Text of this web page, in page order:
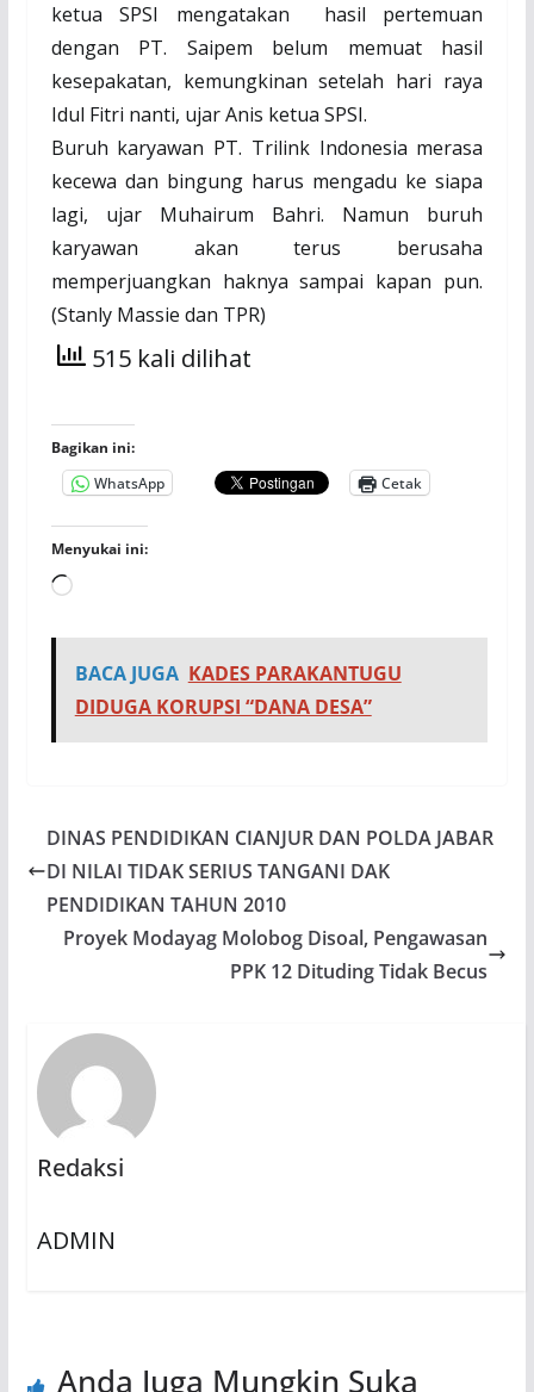
ketua SPSI mengatakan
hasil pertemuan
dengan PT. Saipem belum memuat hasil
kesepakatan, kemungkinan setelah hari raya
Idul Fitri nanti, ujar Anis ketua SPSI.
Buruh karyawan PT. Trilink Indonesia merasa
kecewa dan bingung harus mengadu ke siapa
lagi, ujar Muhairum Bahri. Namun buruh
karyawan akan terus berusaha
memperjuangkan haknya sampai kapan pun.
(Stanly Massie dan TPR)
515 kali dilihat
Bagikan ini:
WhatsApp
Cetak
Menyukai ini:
Memuat...
BACA JUGA KADES PARAKANTUGU
DIDUGA KORUPSI “DANA DESA”
DINAS PENDIDIKAN CIANJUR DAN POLDA JABAR
DI NILAI TIDAK SERIUS TANGANI DAK
PENDIDIKAN TAHUN 2010
Proyek Modayag Molobog Disoal, Pengawasan
PPK 12 Dituding Tidak Becus
Redaksi
ADMIN
Anda Juga Mungkin Suka